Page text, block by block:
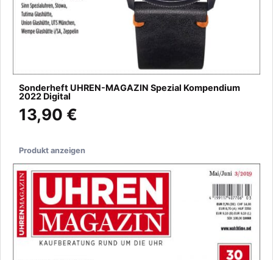
Sonderheft UHREN-MAGAZIN Spezial Kompendium
2022 Digital
13,90 €
Produkt anzeigen